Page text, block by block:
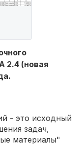
2.4 (новая
- это исходный
задач,
материалы"